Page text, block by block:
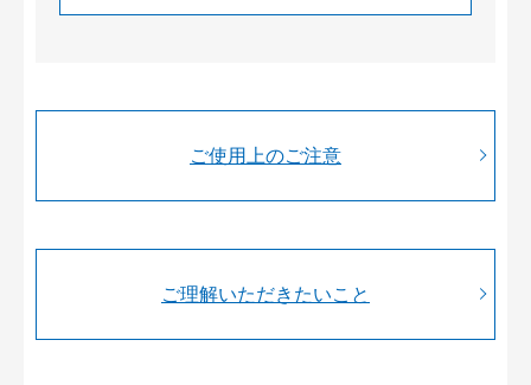
ご使用上のご注意
ご理解いただきたいこと